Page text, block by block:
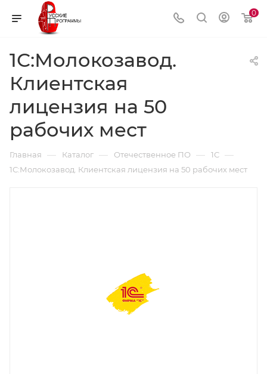
0
1С:Молокозавод.
Клиентская
лицензия на 50
рабочих мест
Главная — Каталог — Отечественное ПО — 1С —
1С:Молокозавод. Клиентская лицензия на 50 рабочих мест